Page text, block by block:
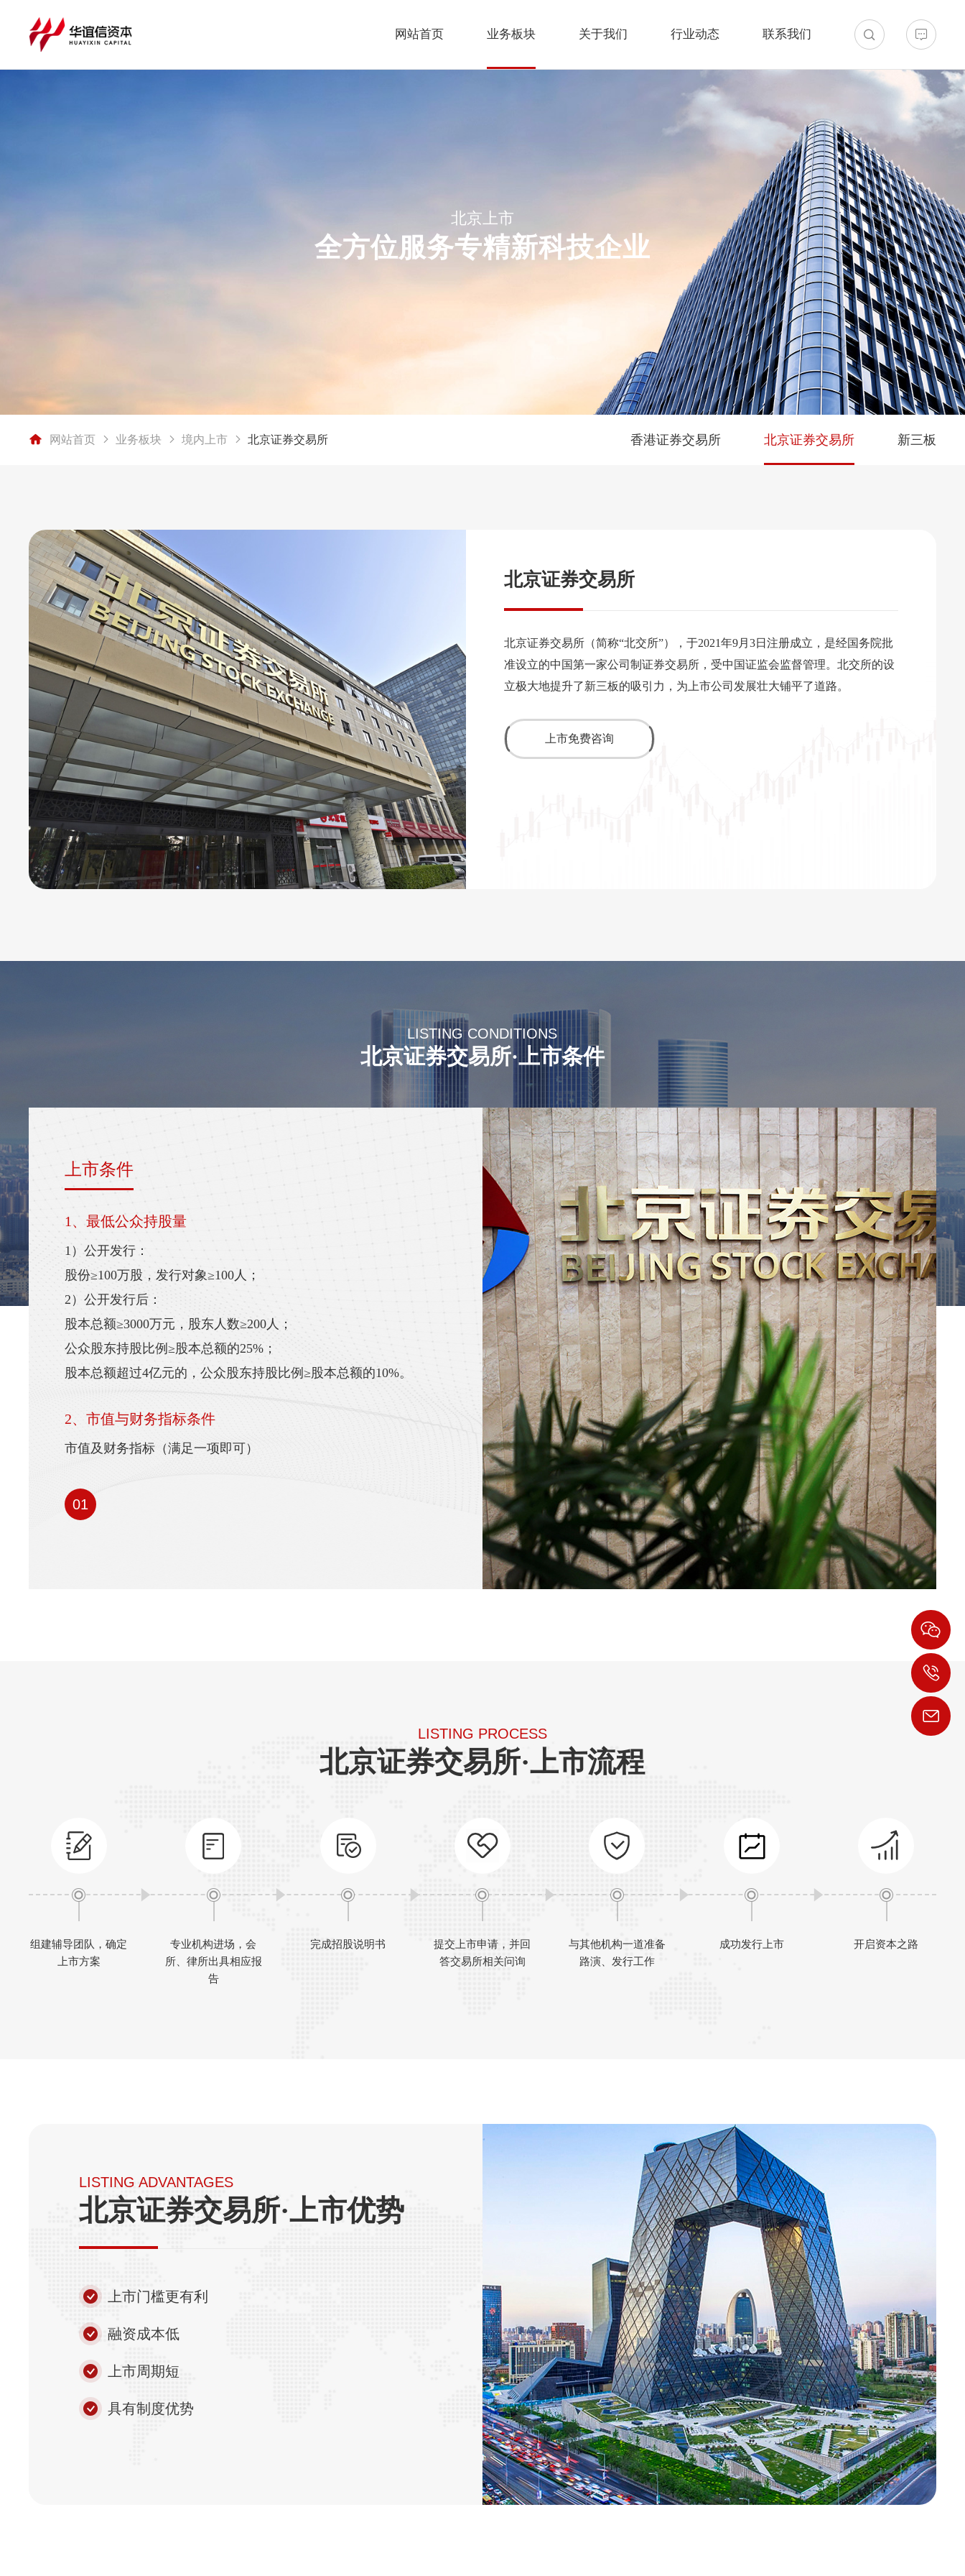
网站首页 业务板块 关于我们 行业动态 联系我们
北京上市
全方位服务专精新科技企业
网站首页 业务板块 境内上市 北京证券交易所 香港证券交易所 北京证券交易所 新三板
北京证券交易所
北京证券交易所（简称“北交所”），于2021年9月3日注册成立，是经国务院批
准设立的中国第一家公司制证券交易所，受中国证监会监督管理。北交所的设
立极大地提升了新三板的吸引力，为上市公司发展壮大铺平了道路。
上市免费咨询
LISTING CONDITIONS
北京证券交易所·上市条件
上市条件
1、最低公众持股量
1）公开发行：
股份≥100万股，发行对象≥100人；
2）公开发行后：
股本总额≥3000万元，股东人数≥200人；
公众股东持股比例≥股本总额的25%；
股本总额超过4亿元的，公众股东持股比例≥股本总额的10%。
2、市值与财务指标条件
市值及财务指标（满足一项即可）
权平均净资产收益率平均不低于8%，或者最近一年净利润不低于
2500万元且加权平均净资产收益率不低于8%；
01
LISTING PROCESS
北京证券交易所·上市流程
组建辅导团队，确定
上市方案
专业机构进场，会
所、律所出具相应报
告
完成招股说明书
提交上市申请，并回
答交易所相关问询
与其他机构一道准备
路演、发行工作
成功发行上市 开启资本之路
LISTING ADVANTAGES
北京证券交易所·上市优势
上市门槛更有利
融资成本低
上市周期短
具有制度优势